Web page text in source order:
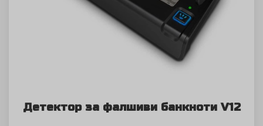
Детектор за фалшиви банкноти V12